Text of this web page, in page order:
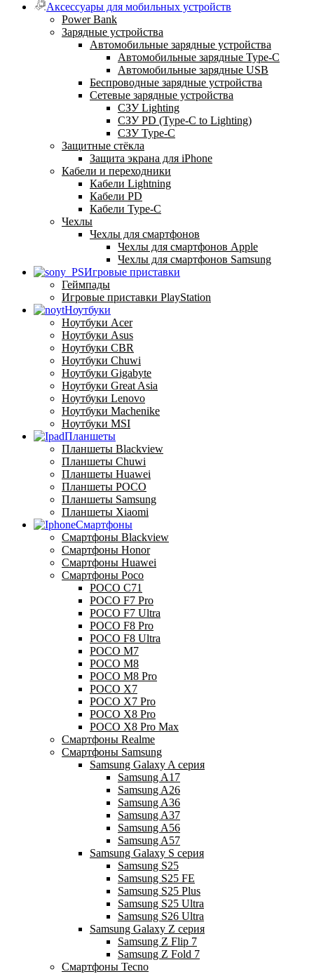
Аксессуары для мобильных устройств
Power Bank
Зарядные устройства
Автомобильные зарядные устройства
Автомобильные зарядные Type-C
Автомобильные зарядные USB
Беспроводные зарядные устройства
Сетевые зарядные устройства
СЗУ Lighting
СЗУ PD (Type-C to Lighting)
СЗУ Type-C
Защитные стёкла
Защита экрана для iPhone
Кабели и переходники
Кабели Lightning
Кабели PD
Кабели Type-C
Чехлы
Чехлы для смартфонов
Чехлы для смартфонов Apple
Чехлы для смартфонов Samsung
Игровые приставки
Геймпады
Игровые приставки PlayStation
Ноутбуки
Ноутбуки Acer
Ноутбуки Asus
Ноутбуки CBR
Ноутбуки Chuwi
Ноутбуки Gigabyte
Ноутбуки Great Asia
Ноутбуки Lenovo
Ноутбуки Machenike
Ноутбуки MSI
Планшеты
Планшеты Blackview
Планшеты Chuwi
Планшеты Huawei
Планшеты POCO
Планшеты Samsung
Планшеты Xiaomi
Смартфоны
Смартфоны Blackview
Смартфоны Honor
Смартфоны Huawei
Смартфоны Poco
POCO C71
POCO F7 Pro
POCO F7 Ultra
POCO F8 Pro
POCO F8 Ultra
POCO M7
POCO M8
POCO M8 Pro
POCO X7
POCO X7 Pro
POCO X8 Pro
POCO X8 Pro Max
Смартфоны Realme
Смартфоны Samsung
Samsung Galaxy A серия
Samsung A17
Samsung A26
Samsung A36
Samsung A37
Samsung A56
Samsung A57
Samsung Galaxy S серия
Samsung S25
Samsung S25 FE
Samsung S25 Plus
Samsung S25 Ultra
Samsung S26 Ultra
Samsung Galaxy Z серия
Samsung Z Flip 7
Samsung Z Fold 7
Смартфоны Tecno